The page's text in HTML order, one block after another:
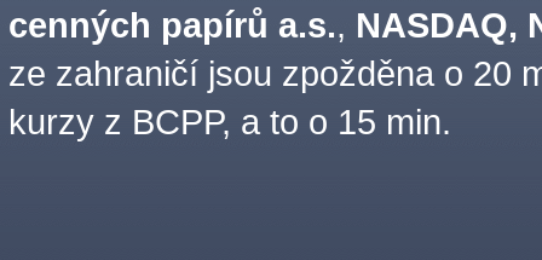
cenných papírů a.s., NASDAQ,
ze zahraničí jsou zpožděna o 20
kurzy z BCPP, a to o 15 min.